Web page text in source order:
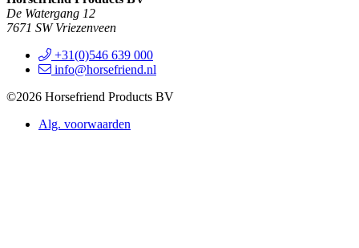
De Watergang 12
7671 SW Vriezenveen
+31(0)546 639 000
info@horsefriend.nl
©2026 Horsefriend Products BV
Alg. voorwaarden